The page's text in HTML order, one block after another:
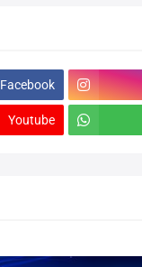
Facebook
Youtube